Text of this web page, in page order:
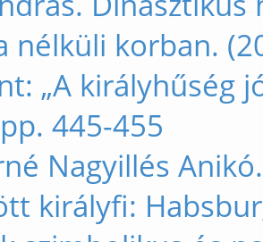
nélküli korban.
„A királyhűség
445-455
Nagyillés
királyfi: